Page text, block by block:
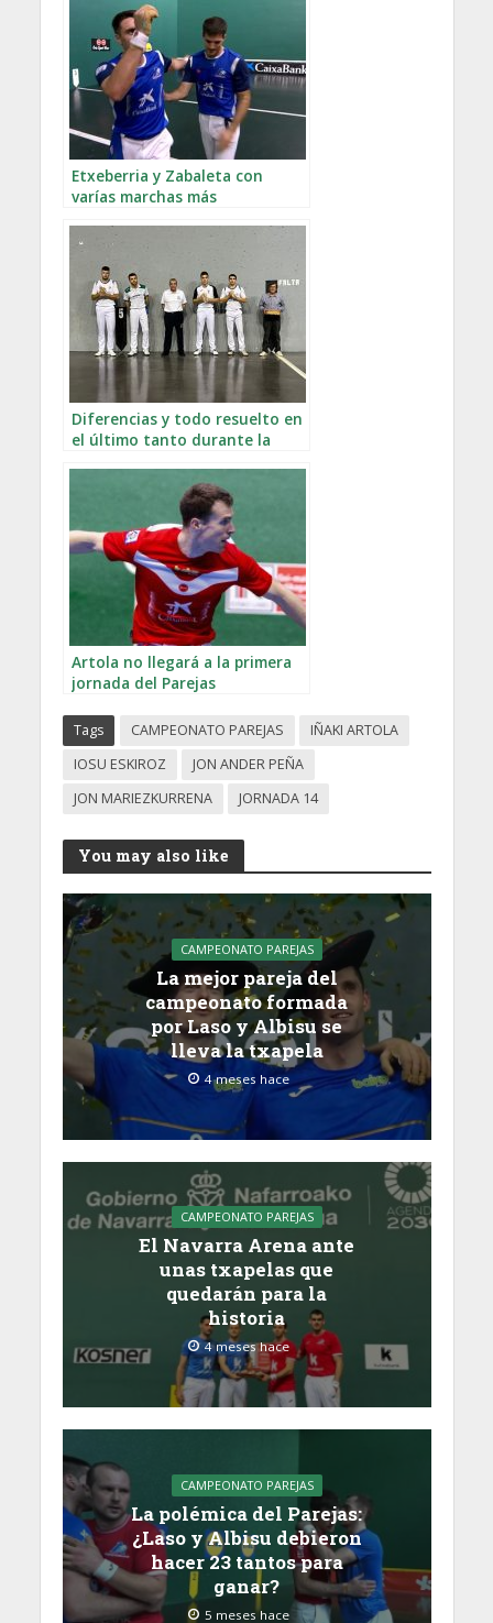
Etxeberria y Zabaleta con
varías marchas más
Diferencias y todo resuelto en
el último tanto durante la
Artola no llegará a la primera
jornada del Parejas
Tags CAMPEONATO PAREJAS
IÑAKI ARTOLA
IOSU ESKIROZ
JON ANDER PEÑA
JON MARIEZKURRENA
JORNADA 14
You may also like
CAMPEONATO PAREJAS
La mejor pareja del
campeonato formada
por Laso y Albisu se
lleva la txapela
4 meses hace
CAMPEONATO PAREJAS
El Navarra Arena ante
unas txapelas que
quedarán para la
historia
4 meses hace
CAMPEONATO PAREJAS
La polémica del Parejas:
¿Laso y Albisu debieron
hacer 23 tantos para
ganar?
5 meses hace